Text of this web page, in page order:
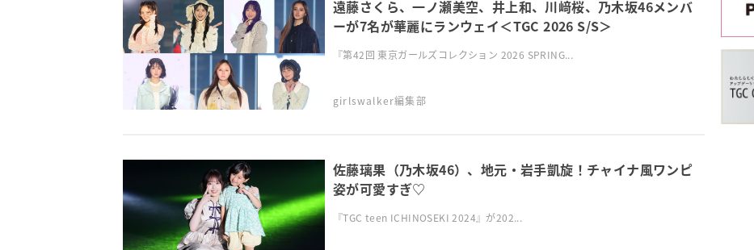
遠藤さくら、一ノ瀬美空、井上和、川﨑桜、乃木坂46メンバ
ーが7名が華麗にランウェイ＜TGC 2026 S/S＞
『第42回 東京ガールズコレクション 2026 SPRING...
girlswalker編集部
佐藤璃果（乃木坂46）、地元・岩手凱旋！チャイナ風ワンピ
姿が可愛すぎ♡
『TGC teen ICHINOSEKI 2024』が202...